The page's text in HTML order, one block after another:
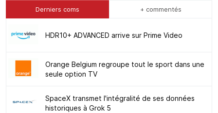
Derniers coms + commentés
HDR10+ ADVANCED arrive sur Prime Video
Orange Belgium regroupe tout le sport dans une
seule option TV
SpaceX transmet l'intégralité de ses données
historiques à Grok 5